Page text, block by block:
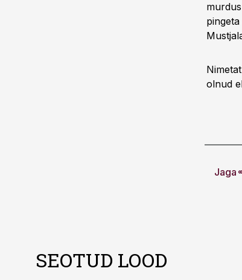
olnud
Jaga
SEOTUD LOOD